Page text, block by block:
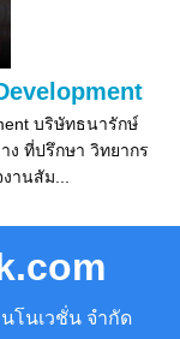
บริษัทธนารักษ์
ที่ปรึกษา วิทยากร
านสัม...
โนเวชั่น จำกัด